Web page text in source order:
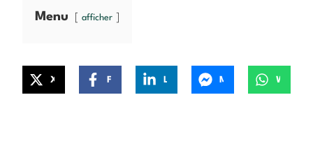
Menu afficher